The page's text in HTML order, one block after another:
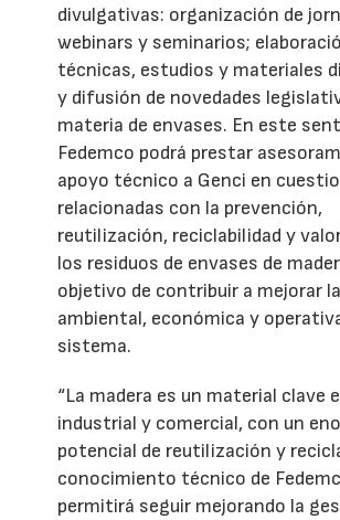
divulgativas: organización de
webinars y seminarios;
técnicas, estudios y materiales
y difusión de novedades
materia de envases. En este
Fedemco podrá prestar
apoyo técnico a Genci en
relacionadas con la prevención,
reutilización, reciclabilidad y
los residuos de envases de
objetivo de contribuir a mejorar
ambiental, económica y
sistema.
“La madera es un material clave
industrial y comercial, con un
potencial de reutilización y
conocimiento técnico de
permitirá seguir mejorando la